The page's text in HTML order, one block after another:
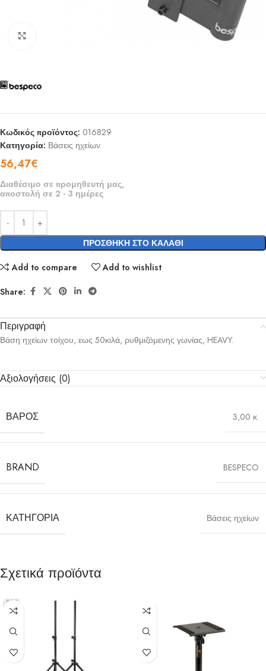
Κωδικός προϊόντος: 016829
Κατηγορία: Βάσεις ηχείων
56,47€
Διαθέσιμο σε προμηθευτή μας,
αποστολή σε 2 - 3 ημέρες
ΠΡΟΣΘΉΚΗ ΣΤΟ ΚΑΛΆΘΙ
Add to compare Add to wishlist
Share:
Περιγραφή
Βάση ηχείων τοίχου, εως 50κιλά, ρυθμιζόμενης γωνίας, HEAVY.
Αξιολογήσεις (0)
ΒΆΡΟΣ 3,00 κ.
BRAND BESPECO
ΚΑΤΗΓΟΡΊΑ Βάσεις ηχείων
Σχετικά προϊόντα